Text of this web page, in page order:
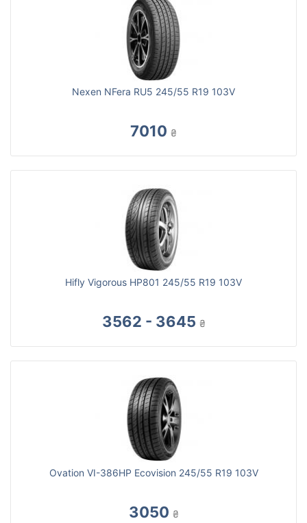
Nexen NFera RU5 245/55 R19 103V
7010 ₴
Hifly Vigorous HP801 245/55 R19 103V
3562 - 3645 ₴
Ovation VI-386HP Ecovision 245/55 R19 103V
3050 ₴